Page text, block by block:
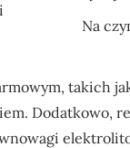
Na
takich
Dodatkowo,